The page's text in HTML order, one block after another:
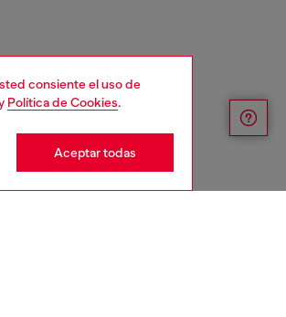
consiente el uso de
Política de Cookies.
Aceptar todas